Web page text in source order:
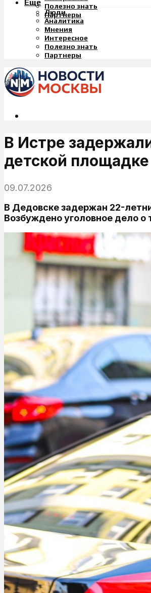
Полезно знать
Партнеры
Еще
Люди
Аналитика
Мнения
Интересное
Полезно знать
Партнеры
В Истре
детской площадке
09.07.2026
В Дедовске задержан 22-
Возбуждено уголовное дело